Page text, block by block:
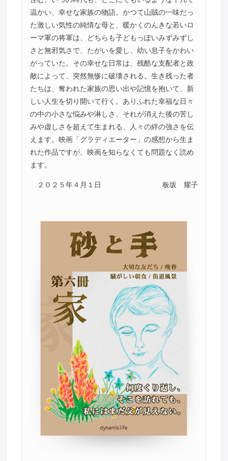
温かい、幸せな家族の物語。かつて山賊の一味だっ
た激しい気性の純情な母と、暖かくのんきな若いロ
ーマ軍の将軍は、どちらも子どもっぽいみずみずし
さと無邪気さで、たがいを愛し、幼い息子をかわい
がっていた。その幸せな日常は、残酷な支配者と政
敵によって、突然無惨に破壊される。生き残った者
たちは、奪われた家族の思い出や記憶を抱いて、新
しい人生を切り開いて行く。ありふれた幸福な日々
の中の小さな悩みや淋しさ、それが消えた後の苦し
みや虚しさを超えて生まれる、人々の絆の強さを伝
えます。映画「グラディエーター」の感想から生ま
れた作品ですが、映画を知らなくても問題なく読め
ます。
２０２５年４月１日 板坂 耀子